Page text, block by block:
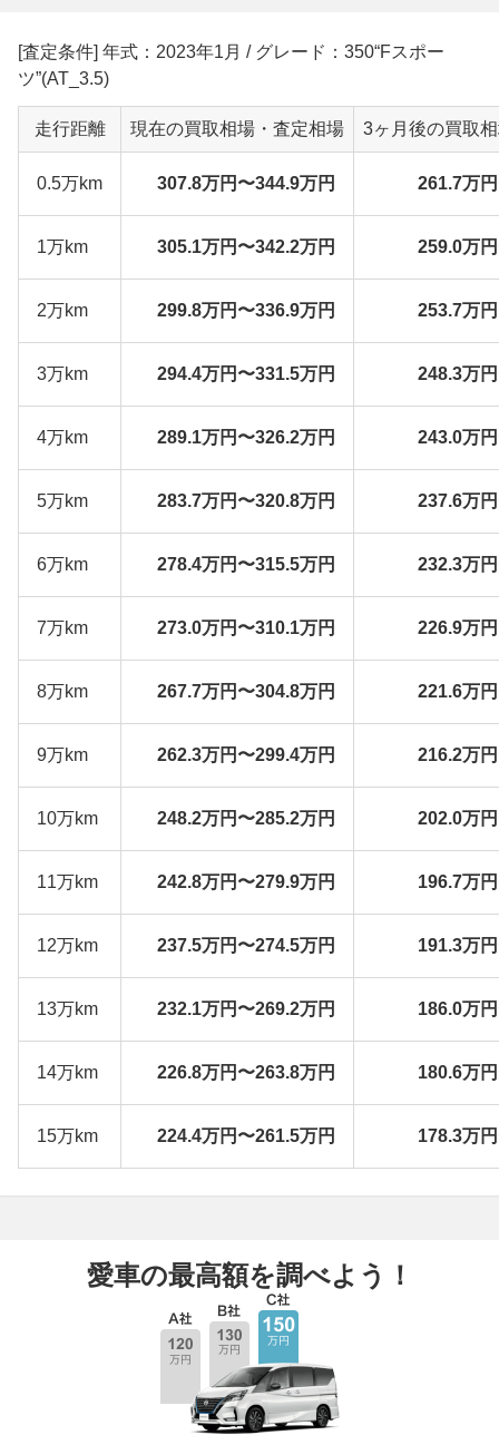
[査定条件] 年式：2023年1月 / グレード：350“Fスポー
ツ”(AT_3.5)
走行距離 現在の買取相場・査定相場 3ヶ月後の買取
0.5万km 307.8万円〜344.9万円 261.7万
1万km 305.1万円〜342.2万円 259.0万
2万km 299.8万円〜336.9万円 253.7万
3万km 294.4万円〜331.5万円 248.3万
4万km 289.1万円〜326.2万円 243.0万
5万km 283.7万円〜320.8万円 237.6万
6万km 278.4万円〜315.5万円 232.3万
7万km 273.0万円〜310.1万円 226.9万
8万km 267.7万円〜304.8万円 221.6万
9万km 262.3万円〜299.4万円 216.2万
10万km 248.2万円〜285.2万円 202.0万
11万km 242.8万円〜279.9万円 196.7万
12万km 237.5万円〜274.5万円 191.3万
13万km 232.1万円〜269.2万円 186.0万
14万km 226.8万円〜263.8万円 180.6万
15万km 224.4万円〜261.5万円 178.3万
愛車の最高額を調べよう！